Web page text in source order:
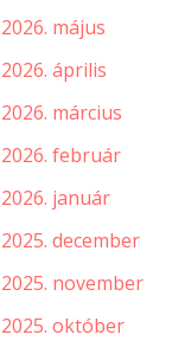
2026. május
2026. április
2026. március
2026. február
2026. január
2025. december
2025. november
2025. október